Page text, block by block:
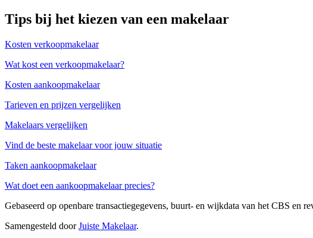
Tips bij het kiezen van een makelaar
Kosten verkoopmakelaar
Wat kost een verkoopmakelaar?
Kosten aankoopmakelaar
Tarieven en prijzen vergelijken
Makelaars vergelijken
Vind de beste makelaar voor jouw situatie
Taken aankoopmakelaar
Wat doet een aankoopmakelaar precies?
Gebaseerd op openbare transactiegegevens, buurt- en wijkdata van het CBS en
Samengesteld doorJuiste Makelaar.